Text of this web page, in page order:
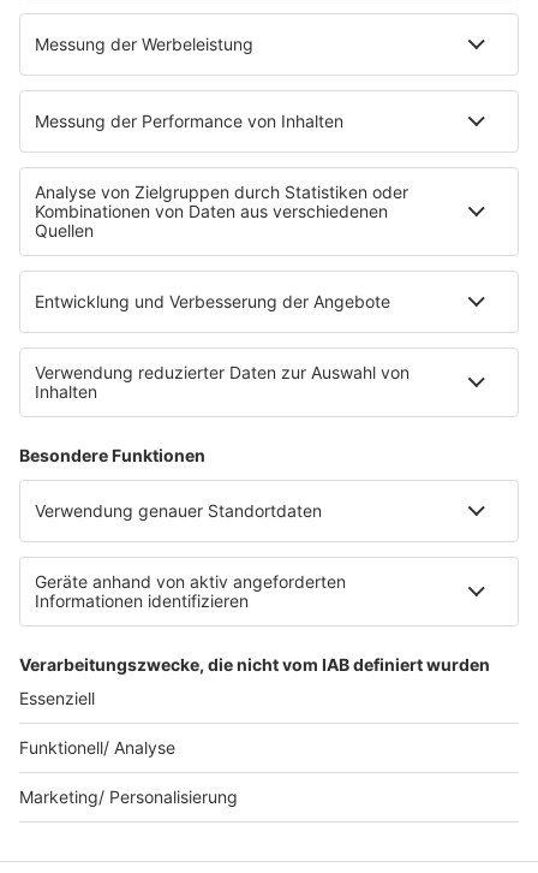
Niemand muss ein Promi sein
PROGRAMM
Mit den Waffeln einer Frau
SERVICE
Empfang
barba radio App
Impressum
Datenschutz Facebook & Instagram
Datenschutzeinstellungen
Clubbedingungen
Werbung schalten
Waffel-Werbepartner
80s80s.de
90s90s.de
Schlagerplanetradio.com
1deutsch.de
WEIHNACHTSMUSIK.FM
© barba radio. Ein Baby von Barbara Schöneberger und
REGIOCAST.